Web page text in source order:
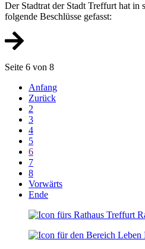
Der Stadtrat der Stadt Treffurt hat in
folgende Beschlüsse gefasst:
Seite 6 von 8
Anfang
Zurück
2
3
4
5
6
7
8
Vorwärts
Ende